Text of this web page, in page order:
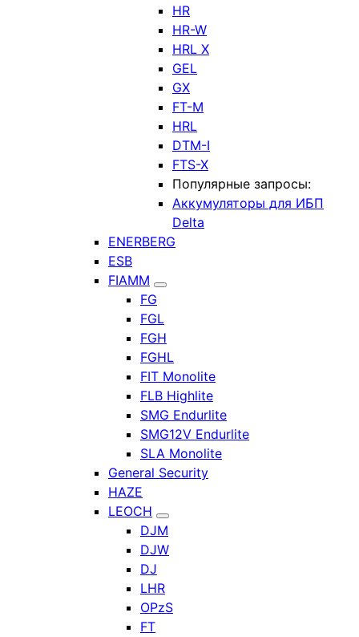
HR
HR-W
HRL X
GEL
GX
FT-M
HRL
DTM-I
FTS-X
Популярные запросы:
Аккумуляторы для ИБП
Delta
ENERBERG
ESB
FIAMM
FG
FGL
FGH
FGHL
FIT Monolite
FLB Highlite
SMG Endurlite
SMG12V Endurlite
SLA Monolite
General Security
HAZE
LEOCH
DJM
DJW
DJ
LHR
OPzS
FT